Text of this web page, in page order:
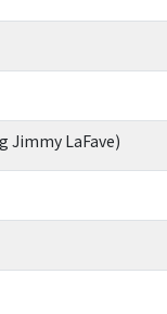
Jimmy LaFave)